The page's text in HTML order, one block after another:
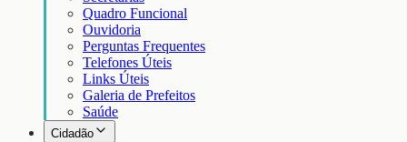
Quadro Funcional
Ouvidoria
Perguntas Frequentes
Telefones Úteis
Links Úteis
Galeria de Prefeitos
Saúde
Cidadão